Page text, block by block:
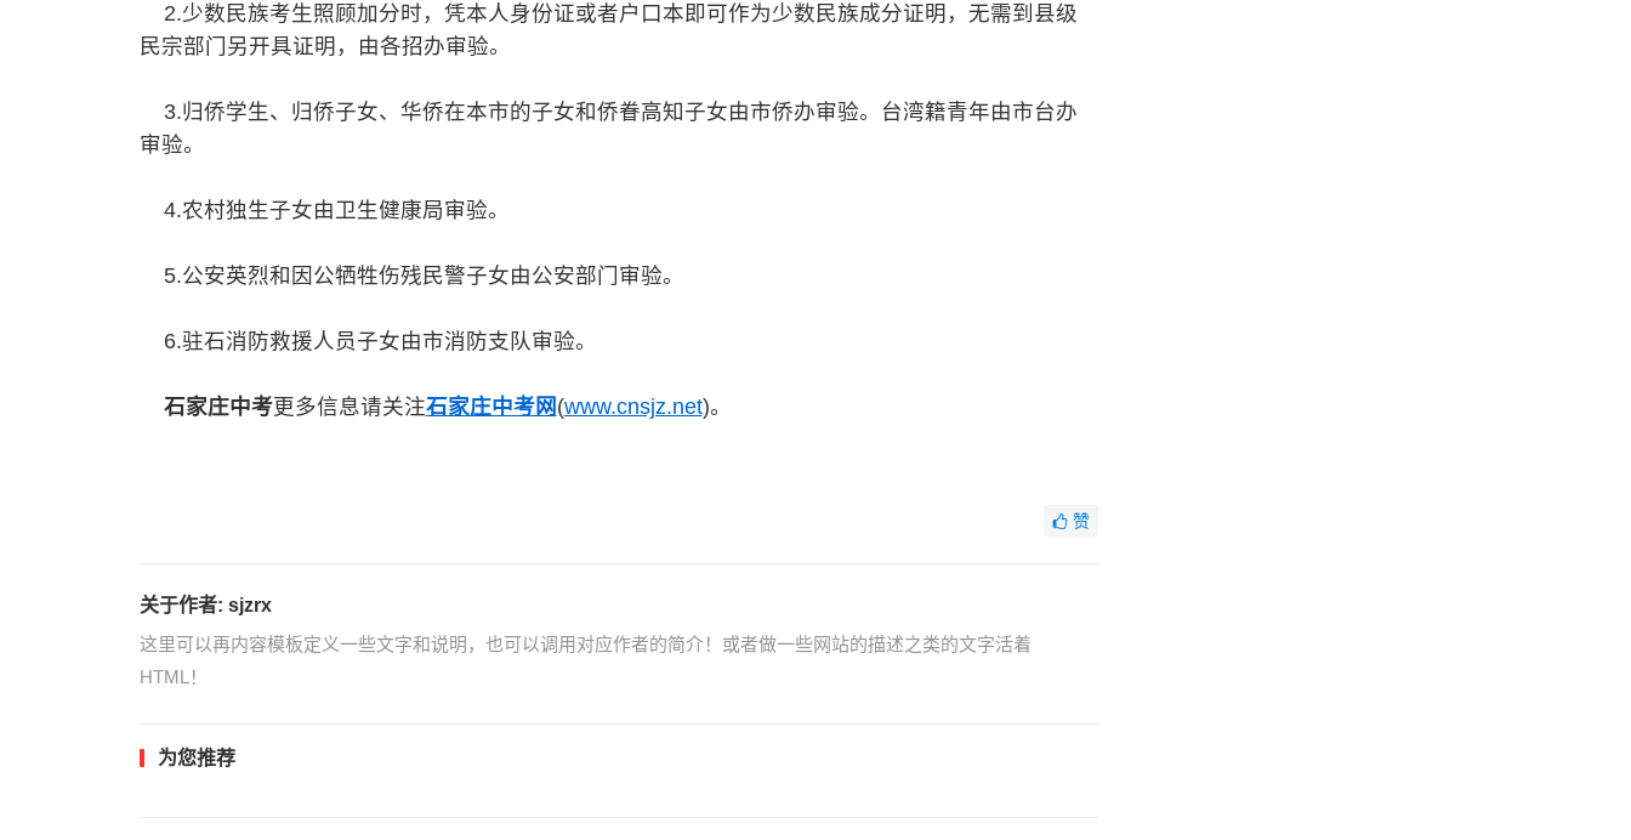
2.少数民族考生照顾加分时，凭本人身份证或者户口本即可作为少数民族成分证明，无需到县级
民宗部门另开具证明，由各招办审验。
3.归侨学生、归侨子女、华侨在本市的子女和侨眷高知子女由市侨办审验。台湾籍青年由市台办
审验。
4.农村独生子女由卫生健康局审验。
5.公安英烈和因公牺牲伤残民警子女由公安部门审验。
6.驻石消防救援人员子女由市消防支队审验。
石家庄中考更多信息请关注石家庄中考网 (www.cnsjz.net)。
赞
关于作者: sjzrx
这里可以再内容模板定义一些文字和说明，也可以调用对应作者的简介！或者做一些网站的描述之类的文字活着
HTML！
为您推荐